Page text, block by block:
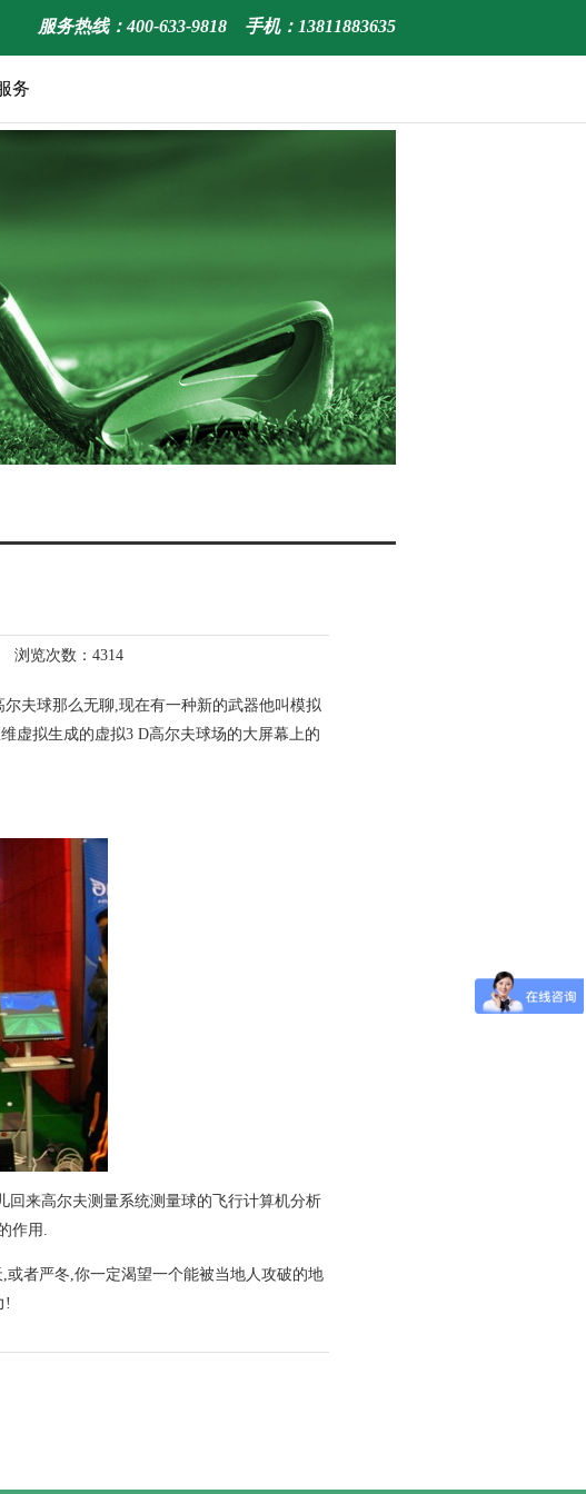
服务热线：400-633-9818 手机：13811883635
务
浏览次数：4314
夫球那么无聊,现在有一种新的武器他叫模拟
虚拟生成的虚拟3 D高尔夫球场的大屏幕上的
来高尔夫测量系统测量球的飞行计算机分析
作用.
者严冬,你一定渴望一个能被当地人攻破的地
!